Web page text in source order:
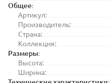
Общее:
Артикул:
Производитель:
Страна:
Коллекция:
Размеры:
Высота:
Ширина: